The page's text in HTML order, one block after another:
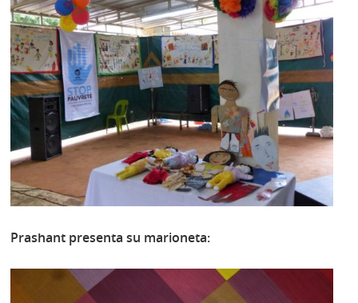
Prashant presenta su marioneta: